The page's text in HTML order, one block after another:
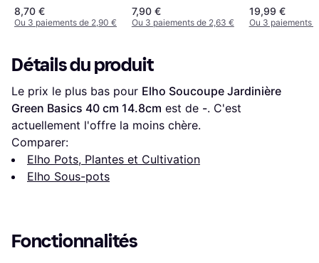
Ronde Anthracite 30 x
30 x 4 cm ∅30.3cm
8,70 €
Ou 3 paiements de 2,90 €
7,90 €
Ou 3 paiements de 2,63 €
XXL 100 cm
19,99 €
Ou 3 paiements
Détails du produit
Le prix le plus bas pour Elho Soucoupe Jardinière
Green Basics 40 cm 14.8cm est de -. C'est
actuellement l'offre la moins chère.
Comparer:
Elho Pots, Plantes et Cultivation
Elho Sous-pots
Fonctionnalités